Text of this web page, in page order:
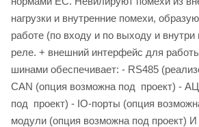
нагрузки и внутренние помехи,
работе (по входу и по выходу и
реле. + внешний интерфейс для
шинами обеспечивает: - RS485
CAN (опция возможна под проект) -
под проект) - IO-порты (опция
модули (опция возможна под проект)